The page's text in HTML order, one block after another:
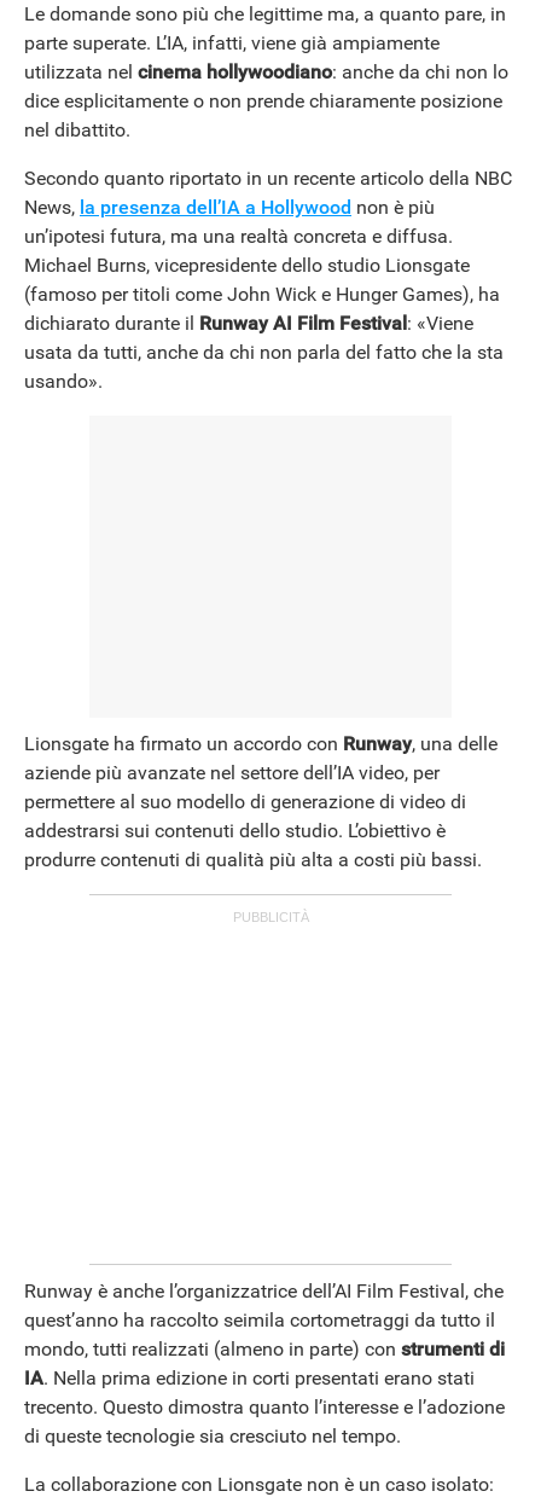
Le domande sono più che legittime ma, a quanto pare, in
parte superate. L’IA, infatti, viene già ampiamente
utilizzata nel cinema hollywoodiano: anche da chi non lo
dice esplicitamente o non prende chiaramente posizione
nel dibattito.
Secondo quanto riportato in un recente articolo della NBC
News, la presenza dell’IA a Hollywood non è più
un’ipotesi futura, ma una realtà concreta e diffusa.
Michael Burns, vicepresidente dello studio Lionsgate
(famoso per titoli come John Wick e Hunger Games), ha
dichiarato durante il Runway AI Film Festival: «Viene
usata da tutti, anche da chi non parla del fatto che la sta
usando».
Lionsgate ha firmato un accordo con Runway, una delle
aziende più avanzate nel settore dell’IA video, per
permettere al suo modello di generazione di video di
addestrarsi sui contenuti dello studio. L’obiettivo è
produrre contenuti di qualità più alta a costi più bassi.
Runway è anche l’organizzatrice dell’AI Film Festival, che
quest’anno ha raccolto seimila cortometraggi da tutto il
mondo, tutti realizzati (almeno in parte) con strumenti di
IA. Nella prima edizione in corti presentati erano stati
trecento. Questo dimostra quanto l’interesse e l’adozione
di queste tecnologie sia cresciuto nel tempo.
La collaborazione con Lionsgate non è un caso isolato: